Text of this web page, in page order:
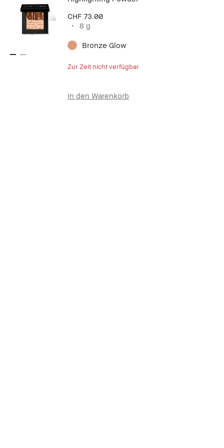
CHF 73.00
8 g
Bronze Glow
Zur Zeit nicht verfügbar
In den Warenkorb